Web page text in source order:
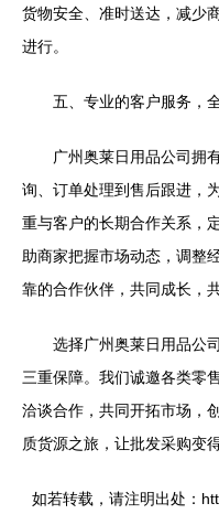
货物安全、准时送达，减少
进行。
五、专业的客户服务，
广州奥莱日用品公司拥
询、订单处理到售后跟进，
重与客户的长期合作关系，
助商家把握市场动态，调整
靠的合作伙伴，共同成长，
选择广州奥莱日用品公
三重保障。我们诚邀各类零
洽谈合作，共同开拓市场，
质货源之旅，让批发采购变
如若转载，请注明出处：